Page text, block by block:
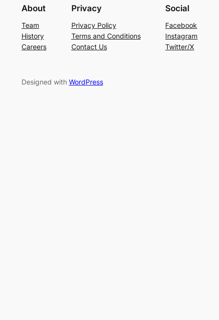
About
Team
History
Careers
Privacy
Privacy Policy
Terms and Conditions
Contact Us
Social
Facebook
Instagram
Twitter/X
Designed with WordPress